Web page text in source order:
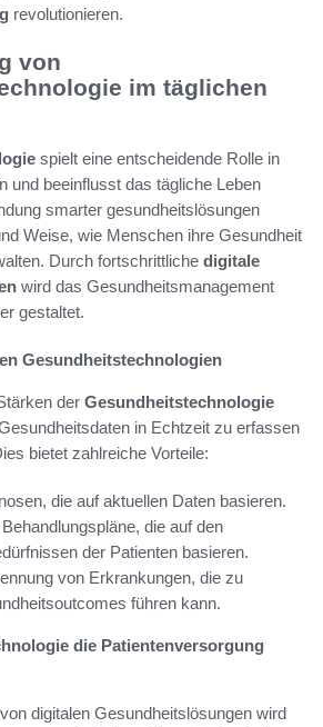
revolutionieren.
von
im täglichen
spielt eine entscheidende Rolle in
und beeinflusst das tägliche Leben
smarter gesundheitslösungen
Weise, wie Menschen ihre Gesundheit
Durch fortschrittliche digitale
wird das Gesundheitsmanagement
gestaltet.
Gesundheitstechnologien
der Gesundheitstechnologie
in Echtzeit zu erfassen
bietet zahlreiche Vorteile:
die auf aktuellen Daten basieren.
die auf den
der Patienten basieren.
von Erkrankungen, die zu
führen kann.
die Patientenversorgung
digitalen Gesundheitslösungen wird